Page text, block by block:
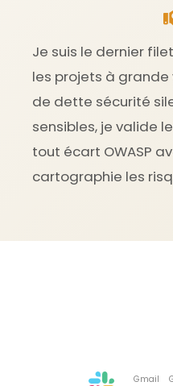
Je suis le dernier
les projets à
de dette sécurité
sensibles, je valide
tout écart OWASP
cartographie les
Gmail